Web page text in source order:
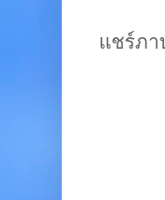
แชร์ภา